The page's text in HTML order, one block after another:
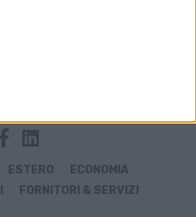
ESTERO
ECONOMIA
FORNITORI & SERVIZI